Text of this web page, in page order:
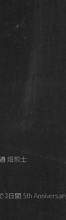
焙煎士
日間 5th